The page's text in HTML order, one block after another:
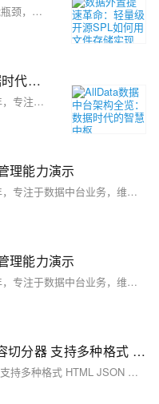
传统交易型数据库在分析计算中常遇性能瓶颈，将数据迁至OLAP数据仓库虽可缓解，但成本高、架构复杂。SPL通过轻量级列存文件存储历史数据，提供强大计算能力，大幅简化架构并提升性能。它优化了列式存储、数据压缩与多线程并行处理，在常规及复杂计算场景中均表现优异，甚至单机性能超越集群。实际案例中，SPL在250亿行数据的时空碰撞问题上，仅用6分钟完成ClickHouse集群30分钟的任务。
AllData数据中台架构全览：数据时代的智慧中枢
杭州奥零数据科技有限公司成立于2023年，专注于数据中台业务，维护开源项目AllData并提供商业版解决方案。AllData提供数据集成、存储、开发、治理及BI展示等一站式服务，支持AI大模型应用，助力企业高效利用数据价值。
理能力演示
杭州奥零数据科技有限公司成立于2023年，专注于数据中台业务，维护开源项目AllData并提供商业版解决方案。AllData提供数据集成、存储、开发、治理及BI展示等一站式服务，支持AI大模型应用，助力企业高效利用数据价值。
理能力演示
杭州奥零数据科技有限公司成立于2023年，专注于数据中台业务，维护开源项目AllData并提供商业版解决方案。AllData提供数据集成、存储、开发、治理及BI展示等一站式服务，支持AI大模型应用，助力企业高效利用数据价值。
LangChain-21 Text Splitters 内容切分器 支持多种格式 HTML JSON md Code(JS/Py/TS/etc) 进行切分并输出 方便将数据进行结构化后检索
LangChain-21 Text Splitters 内容切分器 支持多种格式 HTML JSON md Code(JS/Py/TS/etc) 进行切分并输出 方便将数据进行结构化后检索